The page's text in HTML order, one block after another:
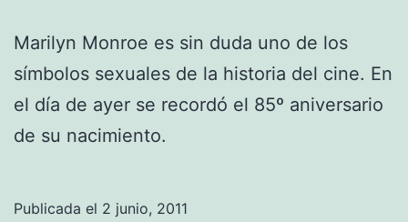
Marilyn Monroe es sin duda uno de los
símbolos sexuales de la historia del cine. En
el día de ayer se recordó el 85º aniversario
de su nacimiento.
Publicada el 2 junio, 2011